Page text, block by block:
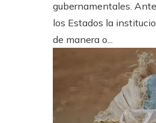
gubernamentales.
los Estados la
de manera o...